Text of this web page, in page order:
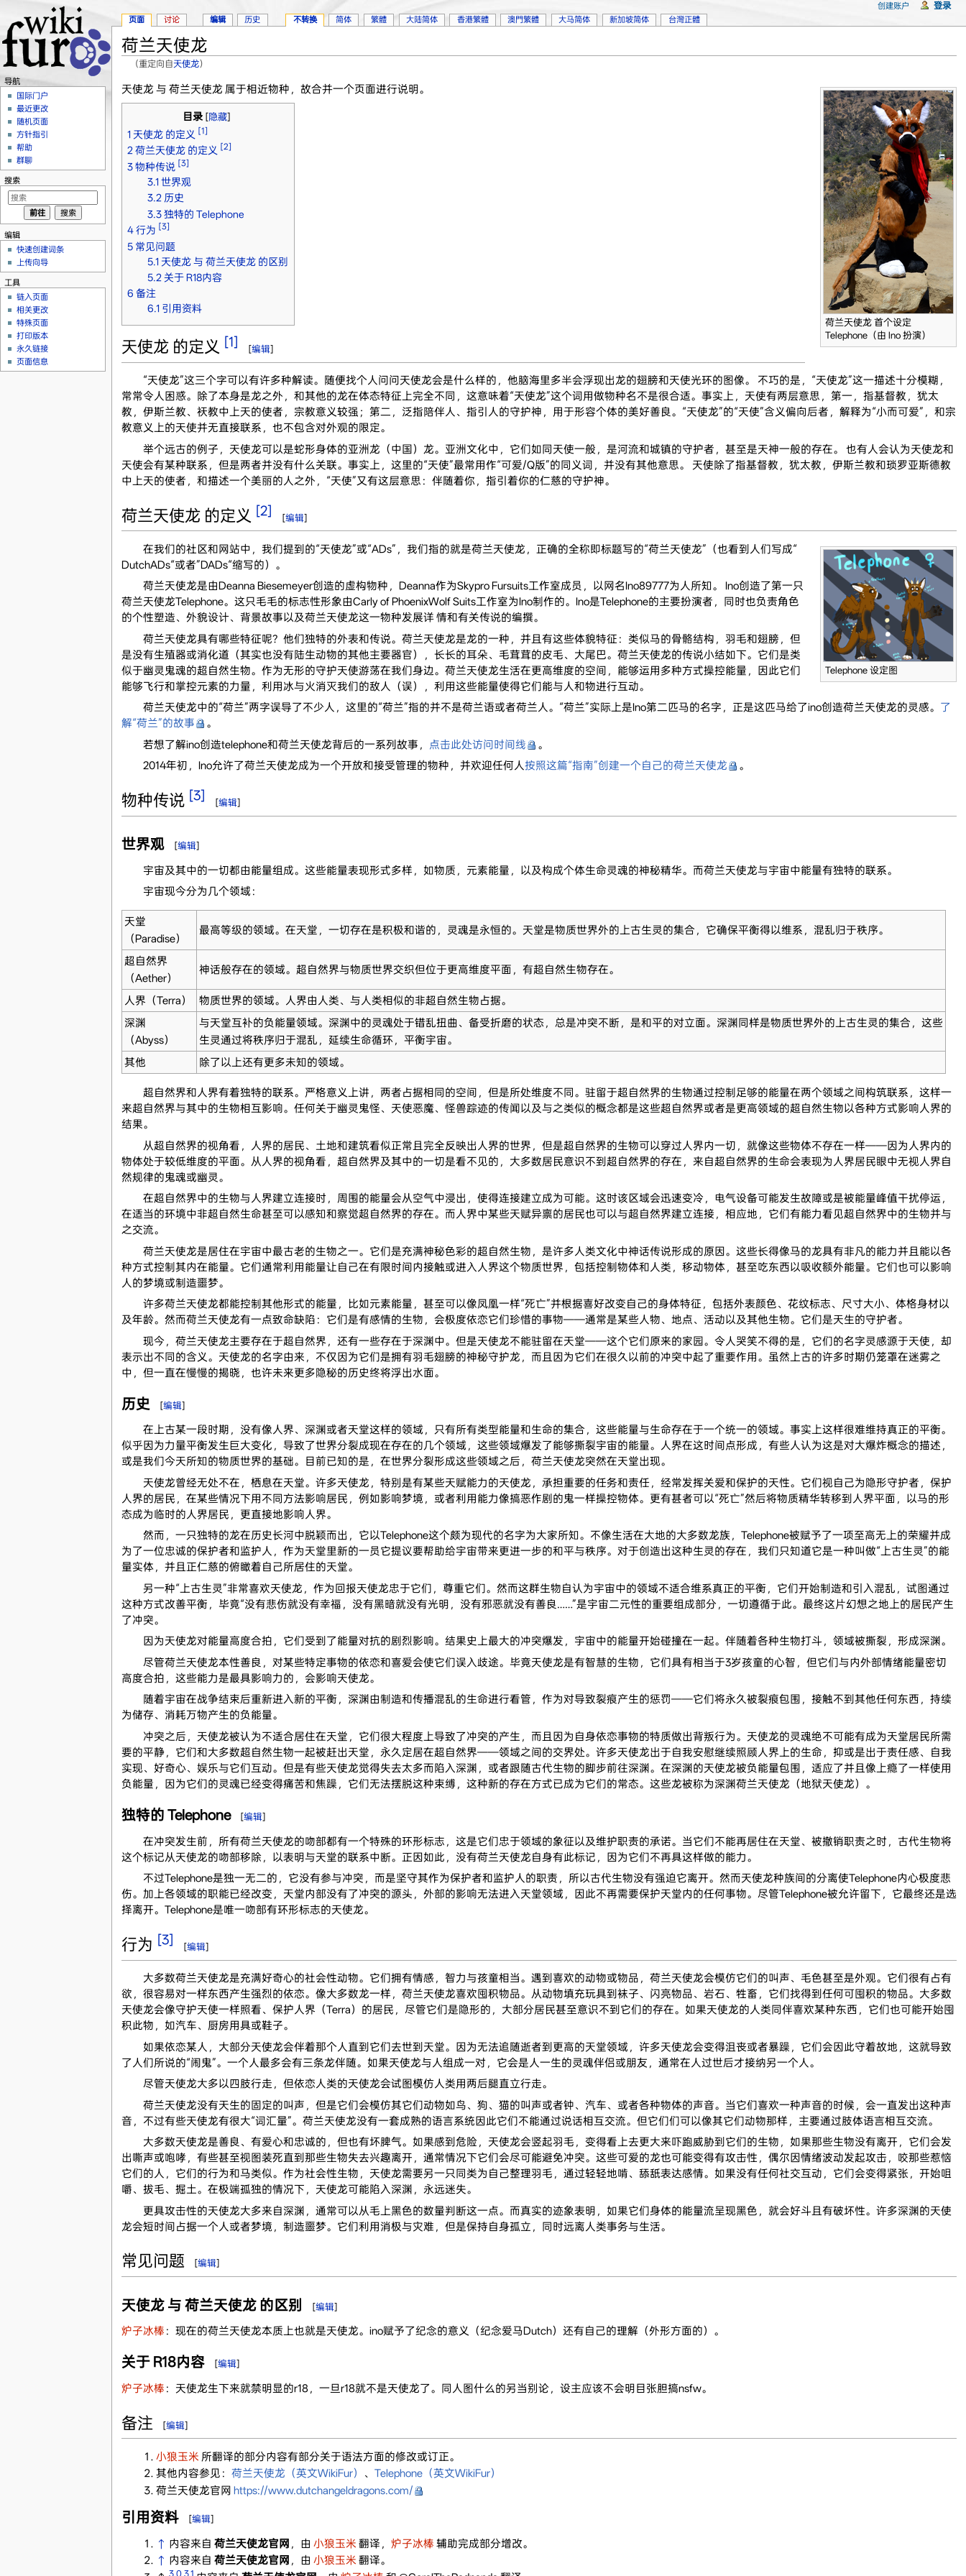
荷兰天使龙
（重定向自天使龙）
荷兰天使龙 首个设定
Telephone（由 Ino 扮演）
天使龙 与 荷兰天使龙 属于相近物种，故合并一个页面进行说明。
目录 [隐藏]
1 天使龙 的定义 [1]
2 荷兰天使龙 的定义 [2]
3 物种传说 [3]
3.1 世界观
3.2 历史
3.3独特的 Telephone
4 行为 [3]
5 常见问题
5.1 天使龙 与 荷兰天使龙 的区别
5.2关于 R18内容
6 备注
6.1 引用资料
天使龙 的定义 [1] [编辑]
“天使龙”这三个字可以有许多种解读。随便找个人问问天使龙会是什么样的，他脑海里多半会浮现出龙的翅膀和天使光环的图像。 不巧的是，“天使龙”这一描述十分模糊，
常常令人困惑。除了本身是龙之外，和其他的龙在体态特征上完全不同，这意味着“天使龙”这个词用做物种名不是很合适。事实上，天使有两层意思，第一，指基督教，犹太
教，伊斯兰教、祆教中上天的使者，宗教意义较强；第二，泛指陪伴人、指引人的守护神，用于形容个体的美好善良。“天使龙”的“天使”含义偏向后者，解释为“小而可爱”，和宗
教意义上的天使并无直接联系，也不包含对外观的限定。
举个远古的例子，天使龙可以是蛇形身体的亚洲龙（中国）龙。亚洲文化中，它们如同天使一般，是河流和城镇的守护者，甚至是天神一般的存在。 也有人会认为天使龙和
天使会有某种联系，但是两者并没有什么关联。事实上，这里的“天使”最常用作“可爱/Q版”的同义词，并没有其他意思。 天使除了指基督教，犹太教，伊斯兰教和琐罗亚斯德教
中上天的使者，和描述一个美丽的人之外，“天使”又有这层意思：伴随着你，指引着你的仁慈的守护神。
荷兰天使龙 的定义 [2] [编辑]
Telephone 设定图
在我们的社区和网站中，我们提到的“天使龙”或“ADs”，我们指的就是荷兰天使龙，正确的全称即标题写的“荷兰天使龙”（也看到人们写成“
DutchADs“或者”DADs“缩写的）。
荷兰天使龙是由Deanna Biesemeyer创造的虚构物种，Deanna作为Skypro Fursuits工作室成员，以网名Ino89777为人所知。 Ino创造了第一只
荷兰天使龙Telephone。这只毛毛的标志性形象由Carly of PhoenixWolf Suits工作室为Ino制作的。Ino是Telephone的主要扮演者，同时也负责角色
的个性塑造、外貌设计、背景故事以及荷兰天使龙这一物种发展详 情和有关传说的编撰。
荷兰天使龙具有哪些特征呢？他们独特的外表和传说。荷兰天使龙是龙的一种，并且有这些体貌特征：类似马的骨骼结构，羽毛和翅膀，但
是没有生殖器或消化道（其实也没有陆生动物的其他主要器官），长长的耳朵、毛茸茸的皮毛、大尾巴。荷兰天使龙的传说小结如下。它们是类
似于幽灵鬼魂的超自然生物。作为无形的守护天使游荡在我们身边。荷兰天使龙生活在更高维度的空间，能够运用多种方式操控能量，因此它们
能够飞行和掌控元素的力量，利用冰与火消灭我们的敌人（误），利用这些能量使得它们能与人和物进行互动。
荷兰天使龙中的“荷兰”两字误导了不少人，这里的“荷兰”指的并不是荷兰语或者荷兰人。“荷兰”实际上是Ino第二匹马的名字，正是这匹马给了ino创造荷兰天使龙的灵感。 了
解“荷兰”的故事
。
若想了解ino创造telephone和荷兰天使龙背后的一系列故事， 点击此处访问时间线
。
2014年初，Ino允许了荷兰天使龙成为一个开放和接受管理的物种，并欢迎任何人按照这篇“指南”创建一个自己的荷兰天使龙 。
物种传说 [3] [编辑]
世界观 [编辑]
宇宙及其中的一切都由能量组成。这些能量表现形式多样，如物质，元素能量，以及构成个体生命灵魂的神秘精华。而荷兰天使龙与宇宙中能量有独特的联系。
宇宙现今分为几个领域：
天堂
（Paradise）
最高等级的领域。在天堂，一切存在是积极和谐的，灵魂是永恒的。天堂是物质世界外的上古生灵的集合，它确保平衡得以维系，混乱归于秩序。
超自然界
（Aether）
神话般存在的领域。超自然界与物质世界交织但位于更高维度平面，有超自然生物存在。
人界（Terra）
物质世界的领域。人界由人类、与人类相似的非超自然生物占据。
深渊
（Abyss）
与天堂互补的负能量领域。深渊中的灵魂处于错乱扭曲、备受折磨的状态，总是冲突不断，是和平的对立面。深渊同样是物质世界外的上古生灵的集合，这些
生灵通过将秩序归于混乱，延续生命循环，平衡宇宙。
其他
除了以上还有更多未知的领域。
超自然界和人界有着独特的联系。严格意义上讲，两者占据相同的空间，但是所处维度不同。驻留于超自然界的生物通过控制足够的能量在两个领域之间构筑联系，这样一
来超自然界与其中的生物相互影响。任何关于幽灵鬼怪、天使恶魔、怪兽踪迹的传闻以及与之类似的概念都是这些超自然界或者是更高领域的超自然生物以各种方式影响人界的
结果。
从超自然界的视角看，人界的居民、土地和建筑看似正常且完全反映出人界的世界，但是超自然界的生物可以穿过人界内一切，就像这些物体不存在一样——因为人界内的
物体处于较低维度的平面。从人界的视角看，超自然界及其中的一切是看不见的，大多数居民意识不到超自然界的存在，来自超自然界的生命会表现为人界居民眼中无视人界自
然规律的鬼魂或幽灵。
在超自然界中的生物与人界建立连接时，周围的能量会从空气中浸出，使得连接建立成为可能。这时该区域会迅速变冷，电气设备可能发生故障或是被能量峰值干扰停运，
在适当的环境中非超自然生命甚至可以感知和察觉超自然界的存在。而人界中某些天赋异禀的居民也可以与超自然界建立连接，相应地，它们有能力看见超自然界中的生物并与
之交流。
荷兰天使龙是居住在宇宙中最古老的生物之一。它们是充满神秘色彩的超自然生物，是许多人类文化中神话传说形成的原因。这些长得像马的龙具有非凡的能力并且能以各
种方式控制其内在能量。它们通常利用能量让自己在有限时间内接触或进入人界这个物质世界，包括控制物体和人类，移动物体，甚至吃东西以吸收额外能量。它们也可以影响
人的梦境或制造噩梦。
许多荷兰天使龙都能控制其他形式的能量，比如元素能量，甚至可以像凤凰一样“死亡”并根据喜好改变自己的身体特征，包括外表颜色、花纹标志、尺寸大小、体格身材以
及年龄。然而荷兰天使龙有一点致命缺陷：它们是有感情的生物，会极度依恋它们珍惜的事物——通常是某些人物、地点、活动以及其他生物。它们是天生的守护者。
现今，荷兰天使龙主要存在于超自然界，还有一些存在于深渊中。但是天使龙不能驻留在天堂——这个它们原来的家园。令人哭笑不得的是，它们的名字灵感源于天使，却
表示出不同的含义。天使龙的名字由来，不仅因为它们是拥有羽毛翅膀的神秘守护龙，而且因为它们在很久以前的冲突中起了重要作用。虽然上古的许多时期仍笼罩在迷雾之
中，但一直在慢慢的揭晓，也许未来更多隐秘的历史终将浮出水面。
历史 [编辑]
在上古某一段时期，没有像人界、深渊或者天堂这样的领域，只有所有类型能量和生命的集合，这些能量与生命存在于一个统一的领域。事实上这样很难维持真正的平衡。
似乎因为力量平衡发生巨大变化，导致了世界分裂成现在存在的几个领域，这些领域爆发了能够撕裂宇宙的能量。人界在这时间点形成，有些人认为这是对大爆炸概念的描述，
或是我们今天所知的物质世界的基础。目前已知的是，在世界分裂形成这些领域之后，荷兰天使龙突然在天堂出现。
天使龙曾经无处不在，栖息在天堂。许多天使龙，特别是有某些天赋能力的天使龙，承担重要的任务和责任，经常发挥关爱和保护的天性。它们视自己为隐形守护者，保护
人界的居民，在某些情况下用不同方法影响居民，例如影响梦境，或者利用能力像搞恶作剧的鬼一样操控物体。更有甚者可以“死亡”然后将物质精华转移到人界平面，以马的形
态成为临时的人界居民，更直接地影响人界。
然而，一只独特的龙在历史长河中脱颖而出，它以Telephone这个颇为现代的名字为大家所知。不像生活在大地的大多数龙族，Telephone被赋予了一项至高无上的荣耀并成
为了一位忠诚的保护者和监护人，作为天堂里新的一员它提议要帮助给宇宙带来更进一步的和平与秩序。对于创造出这种生灵的存在，我们只知道它是一种叫做“上古生灵”的能
量实体，并且正仁慈的俯瞰着自己所居住的天堂。
另一种“上古生灵”非常喜欢天使龙，作为回报天使龙忠于它们，尊重它们。然而这群生物自认为宇宙中的领域不适合维系真正的平衡，它们开始制造和引入混乱，试图通过
这种方式改善平衡，毕竟“没有悲伤就没有幸福，没有黑暗就没有光明，没有邪恶就没有善良……”是宇宙二元性的重要组成部分，一切遵循于此。最终这片幻想之地上的居民产生
了冲突。
因为天使龙对能量高度合拍，它们受到了能量对抗的剧烈影响。结果史上最大的冲突爆发，宇宙中的能量开始碰撞在一起。伴随着各种生物打斗，领域被撕裂，形成深渊。
尽管荷兰天使龙本性善良，对某些特定事物的依恋和喜爱会使它们误入歧途。毕竟天使龙是有智慧的生物，它们具有相当于3岁孩童的心智，但它们与内外部情绪能量密切
高度合拍，这些能力是最具影响力的，会影响天使龙。
随着宇宙在战争结束后重新进入新的平衡，深渊由制造和传播混乱的生命进行看管，作为对导致裂痕产生的惩罚——它们将永久被裂痕包围，接触不到其他任何东西，持续
为储存、消耗万物产生的负能量。
冲突之后，天使龙被认为不适合居住在天堂，它们很大程度上导致了冲突的产生，而且因为自身依恋事物的特质做出背叛行为。天使龙的灵魂绝不可能有成为天堂居民所需
要的平静，它们和大多数超自然生物一起被赶出天堂，永久定居在超自然界——领域之间的交界处。许多天使龙出于自我安慰继续照顾人界上的生命，抑或是出于责任感、自我
实现、好奇心、娱乐与它们互动。但是有些天使龙觉得失去太多而陷入深渊，或者跟随古代生物的脚步前往深渊。在深渊的天使龙被负能量包围，适应了并且像上瘾了一样使用
负能量，因为它们的灵魂已经变得痛苦和焦躁，它们无法摆脱这种束缚，这种新的存在方式已成为它们的常态。这些龙被称为深渊荷兰天使龙（地狱天使龙）。
独特的 Telephone [编辑]
在冲突发生前，所有荷兰天使龙的吻部都有一个特殊的环形标志，这是它们忠于领域的象征以及维护职责的承诺。当它们不能再居住在天堂、被撤销职责之时，古代生物将
这个标记从天使龙的吻部移除，以表明与天堂的联系中断。正因如此，没有荷兰天使龙自身有此标记，因为它们不再具这样做的能力。
不过Telephone是独一无二的，它没有参与冲突，而是坚守其作为保护者和监护人的职责，所以古代生物没有强迫它离开。然而天使龙种族间的分离使Telephone内心极度悲
伤。加上各领域的职能已经改变，天堂内部没有了冲突的源头，外部的影响无法进入天堂领域，因此不再需要保护天堂内的任何事物。尽管Telephone被允许留下，它最终还是选
择离开。Telephone是唯一吻部有环形标志的天使龙。
行为 [3] [编辑]
大多数荷兰天使龙是充满好奇心的社会性动物。它们拥有情感，智力与孩童相当。遇到喜欢的动物或物品，荷兰天使龙会模仿它们的叫声、毛色甚至是外观。它们很有占有
欲，很容易对一样东西产生强烈的依恋。像大多数龙一样，荷兰天使龙喜欢囤积物品。从动物填充玩具到袜子、闪亮物品、岩石、牲畜，它们找得到任何可囤积的物品。大多数
天使龙会像守护天使一样照看、保护人界（Terra）的居民，尽管它们是隐形的，大部分居民甚至意识不到它们的存在。如果天使龙的人类同伴喜欢某种东西，它们也可能开始囤
积此物，如汽车、厨房用具或鞋子。
如果依恋某人，大部分天使龙会伴着那个人直到它们去世到天堂。因为无法追随逝者到更高的天堂领域，许多天使龙会变得沮丧或者暴躁，它们会因此守着故地，这就导致
了人们所说的“闹鬼”。一个人最多会有三条龙伴随。如果天使龙与人组成一对，它会是人一生的灵魂伴侣或朋友，通常在人过世后才接纳另一个人。
尽管天使龙大多以四肢行走，但依恋人类的天使龙会试图模仿人类用两后腿直立行走。
荷兰天使龙没有天生的固定的叫声，但是它们会模仿其它们动物如鸟、狗、猫的叫声或者钟、汽车、或者各种物体的声音。当它们喜欢一种声音的时候，会一直发出这种声
音，不过有些天使龙有很大“词汇量”。荷兰天使龙没有一套成熟的语言系统因此它们不能通过说话相互交流。但它们们可以像其它们动物那样，主要通过肢体语言相互交流。
大多数天使龙是善良、有爱心和忠诚的，但也有坏脾气。如果感到危险，天使龙会竖起羽毛，变得看上去更大来吓跑威胁到它们的生物，如果那些生物没有离开，它们会发
出嘶声或咆哮，有些甚至视图装死直到那些生物失去兴趣离开，通常情况下它们会尽可能避免冲突。这些可爱的龙也可能变得有攻击性，偶尔因情绪波动发起攻击，咬那些惹恼
它们的人，它们的行为和马类似。作为社会性生物，天使龙需要另一只同类为自己整理羽毛，通过轻轻地啃、舔舐表达感情。如果没有任何社交互动，它们会变得紧张，开始咀
嚼、拔毛、掘土。在极端孤独的情况下，天使龙可能陷入深渊，永远迷失。
更具攻击性的天使龙大多来自深渊，通常可以从毛上黑色的数量判断这一点。而真实的迹象表明，如果它们身体的能量流呈现黑色，就会好斗且有破坏性。许多深渊的天使
龙会短时间占据一个人或者梦境，制造噩梦。它们利用消极与灾难，但是保持自身孤立，同时远离人类事务与生活。
常见问题 [编辑]
天使龙 与 荷兰天使龙 的区别 [编辑]
炉子冰棒 ：现在的荷兰天使龙本质上也就是天使龙。ino赋予了纪念的意义（纪念爱马Dutch）还有自己的理解（外形方面的）。
关于 R18内容 [编辑]
炉子冰棒 ：天使龙生下来就禁明显的r18，一旦r18就不是天使龙了。同人图什么的另当别论，设主应该不会明目张胆搞nsfw。
备注 [编辑]
小狼玉米 所翻译的部分内容有部分关于语法方面的修改或订正。
其他内容参见： 荷兰天使龙（英文WikiFur） 、 Telephone（英文WikiFur）
荷兰天使龙官网 https://www.dutchangeldragons.com/
引用资料 [编辑]
↑ 内容来自 荷兰天使龙官网 ，由 小狼玉米 翻译， 炉子冰棒 辅助完成部分增改。
↑ 内容来自 荷兰天使龙官网 ，由 小狼玉米 翻译。
3.0 3.1
页面 讨论 编辑 历史 不转换 简体 繁體 大陆简体 香港繁體 澳門繁體 大马简体 新加坡简体 台灣正體
创建账户 登录
导航
国际门户
最近更改
随机页面
方针指引
帮助
群聊
搜索
编辑
快速创建词条
上传向导
工具
链入页面
相关更改
特殊页面
打印版本
永久链接
页面信息